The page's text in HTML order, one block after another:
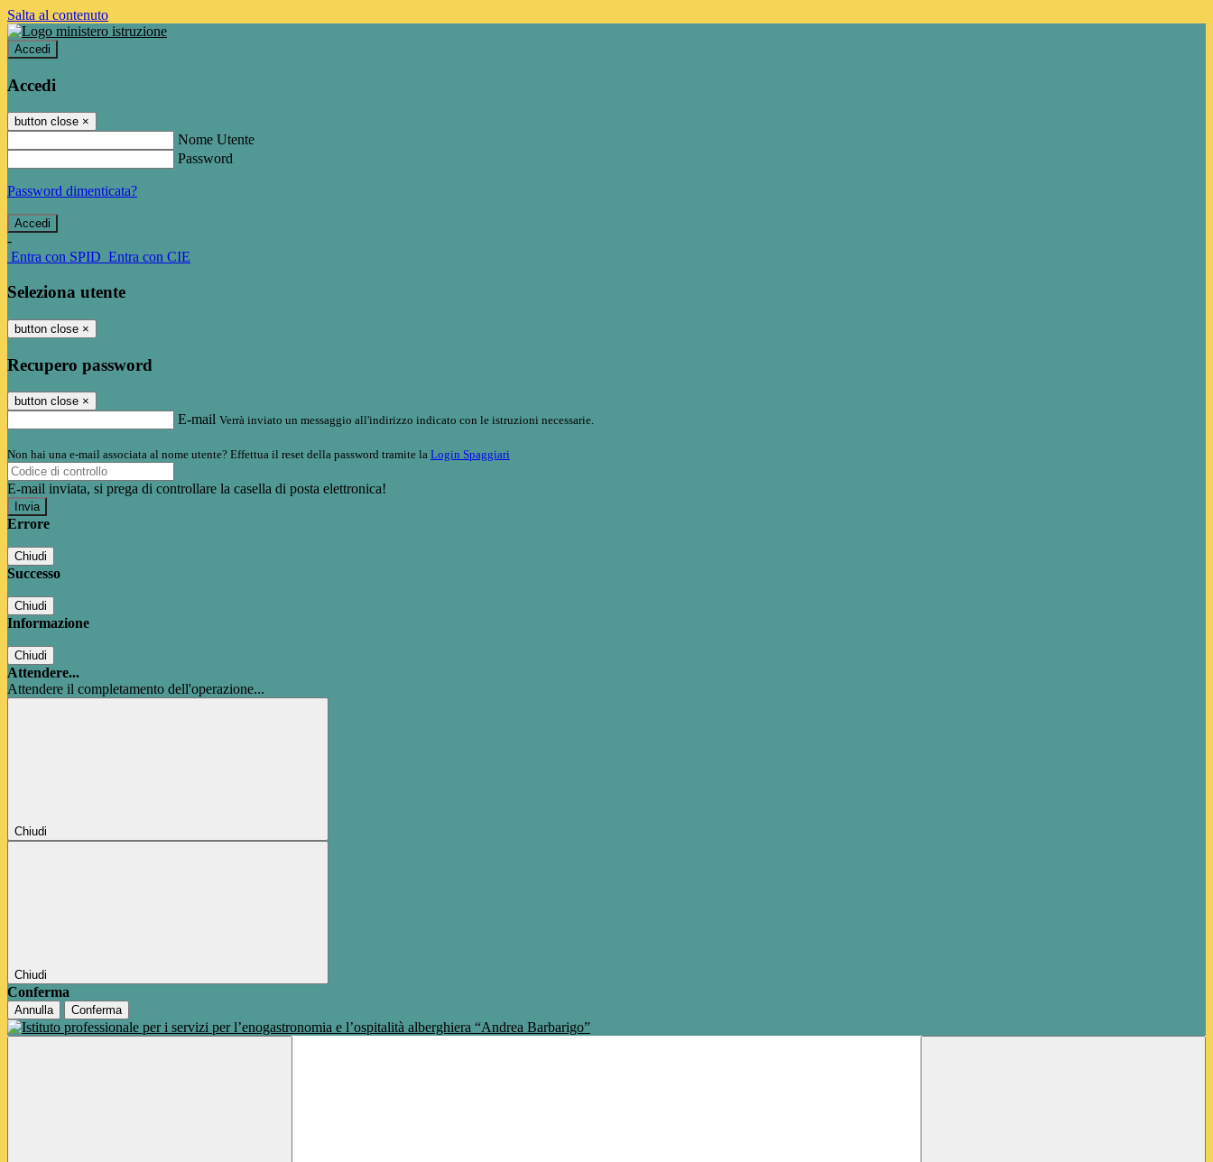
Salta al contenuto
Accedi
Accedi
button close ×
Nome Utente
Password
Password dimenticata?
-
Entra con SPID Entra con CIE
Seleziona utente
button close ×
Recupero password
button close ×
E-mail Verrà inviato un messaggio all'indirizzo indicato con le istruzioni necessarie.
Non hai una e-mail associata al nome utente? Effettua il reset della password tramite la Login Spaggiari
E-mail inviata, si prega di controllare la casella di posta elettronica!
Errore
Chiudi
Successo
Chiudi
Informazione
Chiudi
Attendere...
Attendere il completamento dell'operazione...
Chiudi
Chiudi
Conferma
Annulla Conferma